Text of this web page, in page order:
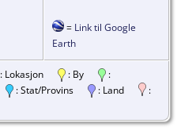
= Link til Google
Earth
: Lokasjon : By
:
: Stat/Provins : Land
: